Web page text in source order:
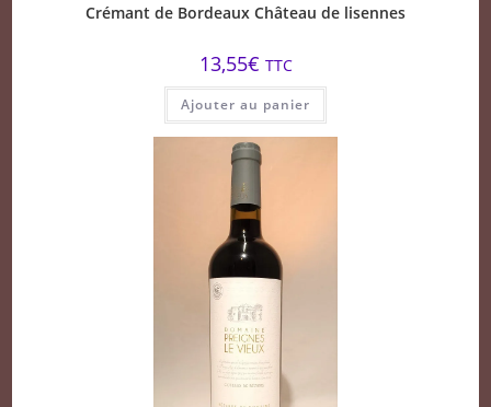
Crémant de Bordeaux Château de lisennes
13,55€ TTC
Ajouter au panier